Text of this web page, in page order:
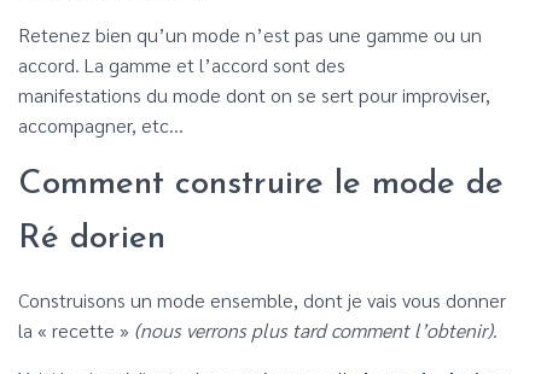
Retenez bien qu’un mode n’est pas une gamme ou un
accord. La gamme et l’accord sont des
manifestations du mode dont on se sert pour improviser,
accompagner, etc…
Comment construire le mode de
Ré dorien
Construisons un mode ensemble, dont je vais vous donner
la « recette » (nous verrons plus tard comment l’obtenir).